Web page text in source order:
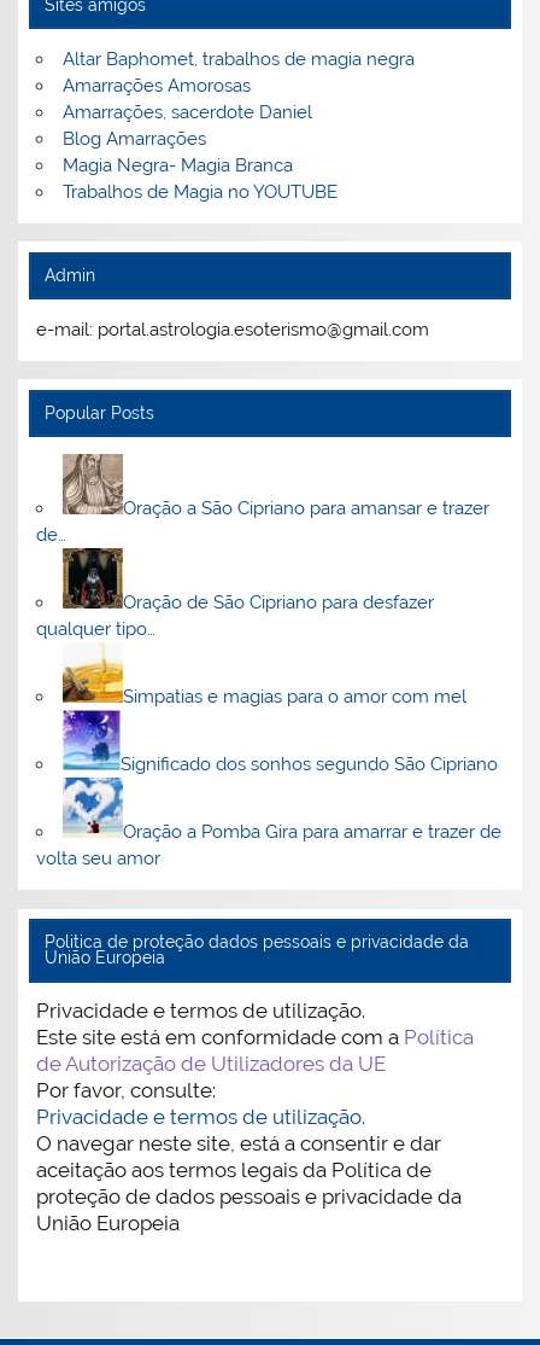
Sites amigos
Altar Baphomet, trabalhos de magia negra
Amarrações Amorosas
Amarrações, sacerdote Daniel
Blog Amarrações
Magia Negra- Magia Branca
Trabalhos de Magia no YOUTUBE
Admin
e-mail: portal.astrologia.esoterismo@gmail.com
Popular Posts
Oração a São Cipriano para amansar e trazer
de…
Oração de São Cipriano para desfazer
qualquer tipo…
Simpatias e magias para o amor com mel
Significado dos sonhos segundo São Cipriano
Oração a Pomba Gira para amarrar e trazer de
volta seu amor
Politica de proteção dados pessoais e privacidade da
União Europeia
Privacidade e termos de utilização.
Este site está em conformidade com a Política
de Autorização de Utilizadores da UE
Por favor, consulte:
Privacidade e termos de utilização.
O navegar neste site, está a consentir e dar
aceitação aos termos legais da Política de
proteção de dados pessoais e privacidade da
União Europeia